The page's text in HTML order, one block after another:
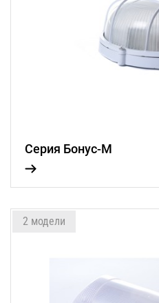
Серия Бонус-М
2 модели